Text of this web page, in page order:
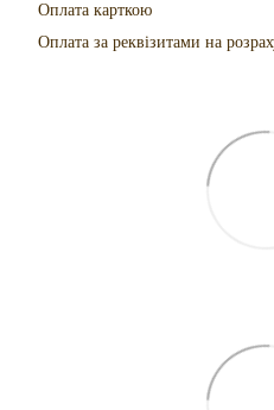
Оплата карткою
Оплата за реквізитами на